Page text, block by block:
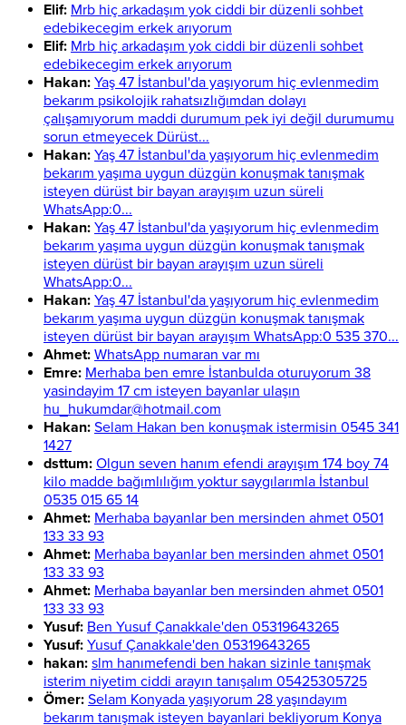
Elif: Mrb hiç arkadaşım yok ciddi bir düzenli sohbet
edebikecegim erkek arıyorum
Elif: Mrb hiç arkadaşım yok ciddi bir düzenli sohbet
edebikecegim erkek arıyorum
Hakan: Yaş 47 İstanbul'da yaşıyorum hiç evlenmedim
bekarım psikolojik rahatsızlığımdan dolayı
çalışamıyorum maddi durumum pek iyi değil durumumu
sorun etmeyecek Dürüst...
Hakan: Yaş 47 İstanbul'da yaşıyorum hiç evlenmedim
bekarım yaşıma uygun düzgün konuşmak tanışmak
isteyen dürüst bir bayan arayışım uzun süreli
WhatsApp:0...
Hakan: Yaş 47 İstanbul'da yaşıyorum hiç evlenmedim
bekarım yaşıma uygun düzgün konuşmak tanışmak
isteyen dürüst bir bayan arayışım uzun süreli
WhatsApp:0...
Hakan: Yaş 47 İstanbul'da yaşıyorum hiç evlenmedim
bekarım yaşıma uygun düzgün konuşmak tanışmak
isteyen dürüst bir bayan arayışım WhatsApp:0 535 370...
Ahmet: WhatsApp numaran var mı
Emre: Merhaba ben emre İstanbulda oturuyorum 38
yasindayim 17 cm isteyen bayanlar ulaşın
hu_hukumdar@hotmail.com
Hakan: Selam Hakan ben konuşmak istermisin 0545 341
1427
dsttum: Olgun seven hanım efendi arayışım 174 boy 74
kilo madde bağımlılığım yoktur saygılarımla İstanbul
0535 015 65 14
Ahmet: Merhaba bayanlar ben mersinden ahmet 0501
133 33 93
Ahmet: Merhaba bayanlar ben mersinden ahmet 0501
133 33 93
Ahmet: Merhaba bayanlar ben mersinden ahmet 0501
133 33 93
Yusuf: Ben Yusuf Çanakkale'den 05319643265
Yusuf: Yusuf Çanakkale'den 05319643265
hakan: slm hanımefendi ben hakan sizinle tanışmak
isterim niyetim ciddi arayın tanışalım 05425305725
Ömer: Selam Konyada yaşıyorum 28 yaşındayım
bekarım tanışmak isteyen bayanlari bekliyorum Konya